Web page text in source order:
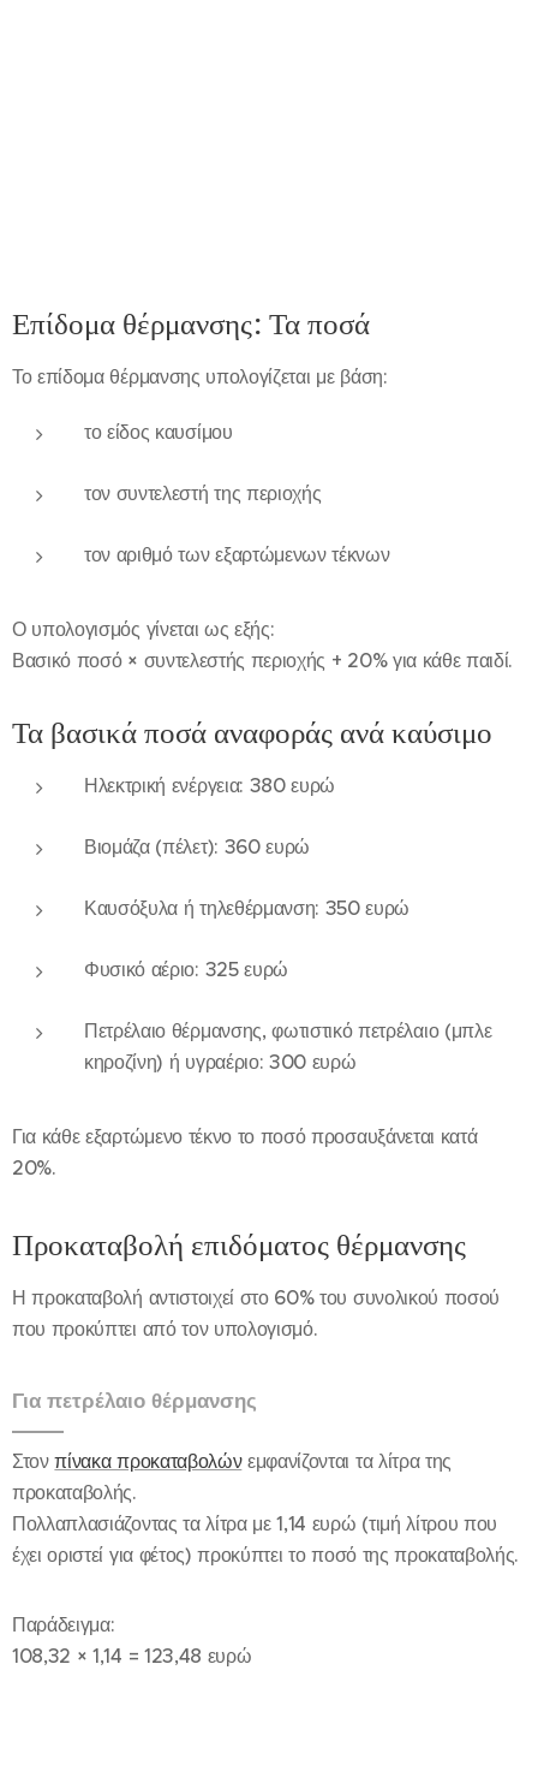
Επίδομα θέρμανσης: Τα ποσά
Το επίδομα θέρμανσης υπολογίζεται με βάση:
το είδος καυσίμου
τον συντελεστή της περιοχής
τον αριθμό των εξαρτώμενων τέκνων
Ο υπολογισμός γίνεται ως εξής:
Βασικό ποσό × συντελεστής περιοχής + 20% για κάθε παιδί.
Τα βασικά ποσά αναφοράς ανά καύσιμο
Ηλεκτρική ενέργεια: 380 ευρώ
Βιομάζα (πέλετ): 360 ευρώ
Καυσόξυλα ή τηλεθέρμανση: 350 ευρώ
Φυσικό αέριο: 325 ευρώ
Πετρέλαιο θέρμανσης, φωτιστικό πετρέλαιο (μπλε
κηροζίνη) ή υγραέριο: 300 ευρώ
Για κάθε εξαρτώμενο τέκνο το ποσό προσαυξάνεται κατά
20%.
Προκαταβολή επιδόματος θέρμανσης
Η προκαταβολή αντιστοιχεί στο 60% του συνολικού ποσού
που προκύπτει από τον υπολογισμό.
Για πετρέλαιο θέρμανσης
Στονπίνακα προκαταβολώνεμφανίζονται τα λίτρα της
προκαταβολής.
Πολλαπλασιάζοντας τα λίτρα με 1,14 ευρώ (τιμή λίτρου που
έχει οριστεί για φέτος) προκύπτει το ποσό της προκαταβολής.
Παράδειγμα:
108,32 × 1,14 = 123,48 ευρώ